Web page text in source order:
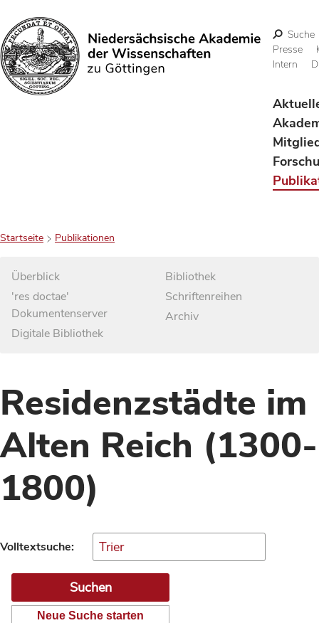
Suchen
Suche
Presse
Intern
Startseite Publikationen
Überblick
'res doctae'
Dokumentenserver
Digitale Bibliothek
Bibliothek
Schriftenreihen
Archiv
Residenzstädte im
Alten Reich (1300-
1800)
Volltextsuche:
Neue Suche starten